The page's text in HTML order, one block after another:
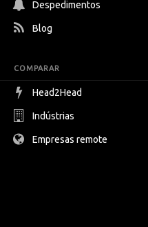
Despedimentos
Blog
COMPARAR
Head2Head
Indústrias
Empresas remote